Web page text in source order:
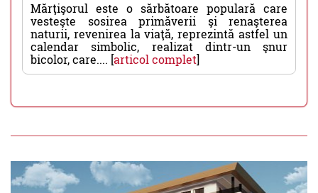
Mărţişorul este o sărbătoare populară care
vesteşte sosirea primăverii şi renaşterea
naturii, revenirea la viaţă, reprezintă astfel un
calendar simbolic, realizat dintr-un şnur
bicolor, care.... [articol complet]